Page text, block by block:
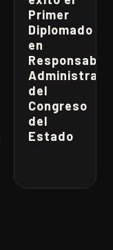
Primer
Diplomado
en
del
Congreso
del
Estado